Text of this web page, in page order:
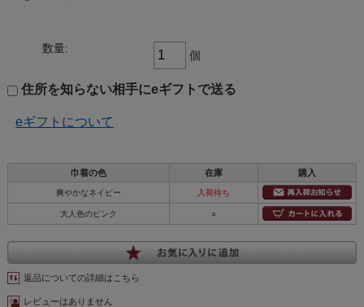
数量:
個
住所を知らない相手にeギフトで送る
eギフトについて
巾着の色 在庫 購入
爽やかなネイビー 入荷待ち
大人色のピンク ○
返品についての詳細はこちら
レビューはありません